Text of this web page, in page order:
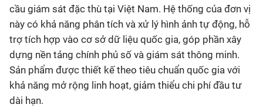
cầu giám sát đặc thù tại Việt Nam. Hệ thống của đơn vị
này có khả năng phân tích và xử lý hình ảnh tự động, hỗ
trợ tích hợp vào cơ sở dữ liệu quốc gia, góp phần xây
dựng nền tảng chính phủ số và giám sát thông minh.
Sản phẩm được thiết kế theo tiêu chuẩn quốc gia với
khả năng mở rộng linh hoạt, giảm thiểu chi phí đầu tư
dài hạn.